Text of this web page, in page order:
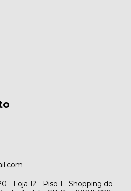
- Loja 12 - Piso 1 - Shopping do